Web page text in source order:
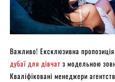
Важливо! Ексклюзивна
дубаї для дівчат з модельною
Кваліфіковані менеджери